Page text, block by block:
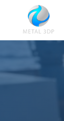
contenido